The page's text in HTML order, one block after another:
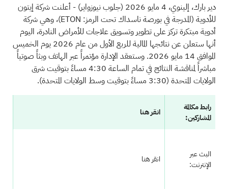
دير بارك، إلينوي، 4 مايو 2026 (جلوب نيوزواير) - أعلنت شركة إيتون
للأدوية (المدرجة في بورصة ناسداك تحت الرمز: ETON)، وهي شركة
أدوية مبتكرة تركز على تطوير وتسويق علاجات للأمراض النادرة، اليوم
أنها ستعلن عن نتائجها المالية للربع الأول من عام 2026 يوم الخميس
الموافق 14 مايو 2026. وستعقد الإدارة مؤتمراً عبر الهاتف وبثاً صوتياً
مباشراً لمناقشة النتائج في تمام الساعة 4:30 مساءً بتوقيت شرق
الولايات المتحدة (3:30 مساءً بتوقيت وسط الولايات المتحدة).
رابط مكالمة
المشاركين:
انقر هنا
البث عبر
الإنترنت:
انقر هنا